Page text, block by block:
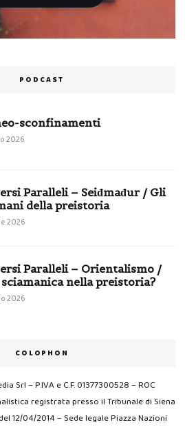
PODCAST
sconfinamenti
2026
Paralleli – Seiđmađur / Gli
della preistoria
2026
Paralleli – Orientalismo /
nella preistoria?
2026
COLOPHON
Srl – P.IVA e C.F. 01377300528 – ROC
registrata presso il Tribunale di Siena
12/04/2014 – Sede legale Piazza Nazioni